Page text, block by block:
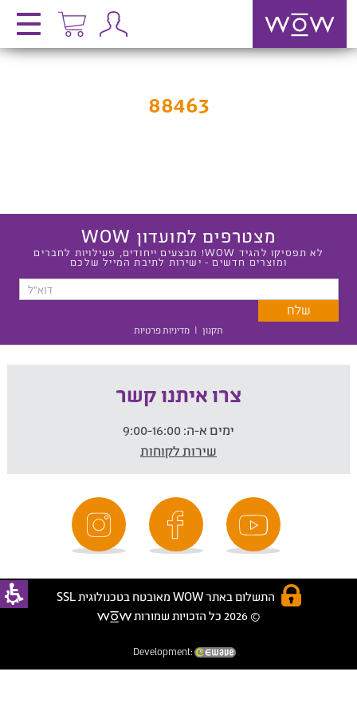
88463
מצטרפים למועדון WOW
לא תפסיקו להגיד WOW! מבצעים ייחודים, פעילויות לחברים
ומוצרים חדשים - ישירות לתיבת המייל שלכם
תקנון | מדיניות פרטיות
צרו איתנו קשר
ימים א-ה:
שירות לקוחות
התשלום באתר WOW מאובטח בטכנולוגית SSL
© 2026 כל הזכויות שמורות
Development: